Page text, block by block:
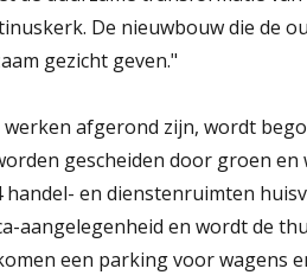
De nieuwbouw die de
gezicht geven."
afgerond zijn, wordt
gescheiden door groen
en dienstenruimten
aangelegenheid en wordt de
een parking voor wagens